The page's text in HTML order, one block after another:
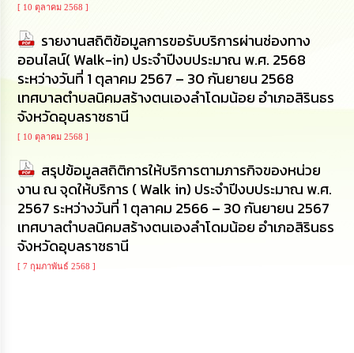
การ
จัด
ซื้อ
จัด
จ้าง
การ
เงิน
การ
นโยบาย
No
Gift
Policy
การ
[ 10 ตุลาคม 2568 ]
รายงานสถิติข้อมูลการขอรับบริการผ่านช่องทาง
ออนไลน์( Walk-in) ประจำปีงบประมาณ พ.ศ. 2568
ระหว่างวันที่ 1 ตุลาคม 2567 – 30 กันยายน 2568
เทศบาลตำบลนิคมสร้างตนเองลำโดมน้อย อำเภอสิรินธร
จังหวัดอุบลราชธานี
[ 10 ตุลาคม 2568 ]
สรุปข้อมูลสถิติการให้บริการตามภารกิจของหน่วย
งาน ณ จุดให้บริการ ( Walk in) ประจำปีงบประมาณ พ.ศ.
2567 ระหว่างวันที่ 1 ตุลาคม 2566 – 30 กันยายน 2567
เทศบาลตำบลนิคมสร้างตนเองลำโดมน้อย อำเภอสิรินธร
จังหวัดอุบลราชธานี
[ 7 กุมภาพันธ์ 2568 ]